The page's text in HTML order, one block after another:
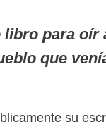
para oír
que
su